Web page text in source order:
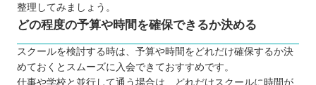
整理してみましょう。
どの程度の予算や時間を確保できるか決める
スクールを検討する時は、予算や時間をどれだけ確保するか決
めておくとスムーズに入会できておすすめです。
仕事や学校と並行して通う場合は、どれだけスクールに時間が